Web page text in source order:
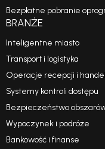
Bezpłatne pobranie
BRANŻE
Inteligentne miasto
Transport i logistyka
Operacje recepcji i
Systemy kontroli dostępu
Bezpieczeństwo
Wypoczynek i podróże
Bankowość i finanse